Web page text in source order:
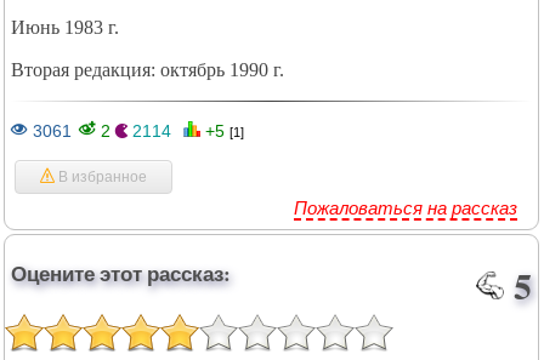
Июнь 1983 г.
Вторая редакция: октябрь 1990 г.
3061 2 2114 +5 [1]
В избранное
Пожаловаться на рассказ
Оцените этот рассказ: 5